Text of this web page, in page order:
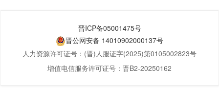
晋ICP备05001475号
晋公网安备 14010902000137号
人力资源许可证号：(晋)人服证字(2025)第0105002823号
增值电信服务许可证号：晋B2-20250162